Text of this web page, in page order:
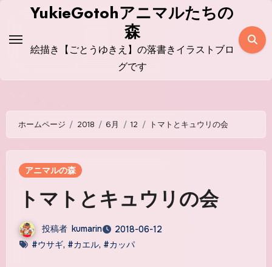
ス
YukieGotohアニマルたちの
森
絵描き【ごとうゆきえ】の落書きイラストブロ
グです
ホームページ 2018 6月 12 トマトとキュウリの会
アニマルの森
トマトとキュウリの会
投稿者 kumarin
2018-06-12
#ウサギ, #カエル, #カッパ